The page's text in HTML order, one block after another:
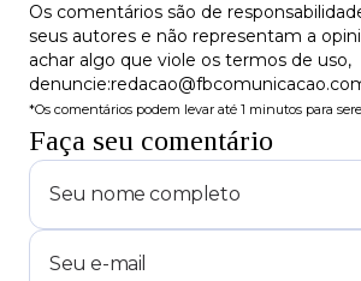
Os comentários são de
seus autores e não representam a
achar algo que viole os termos de uso,
*Os comentários podem levar até 1 minutos para
Faça seu comentário